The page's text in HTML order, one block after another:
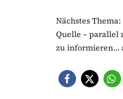
Nächstes
Quelle – parallel
zu informieren…